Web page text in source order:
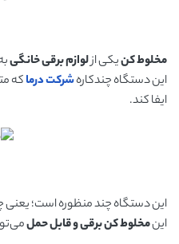
مخلوط کنیکی ازلوازم برقی خانگی
این دستگاه چندکارهشرکت درماکه
ایفا کند.
این دستگاه چند منظوره است؛ یعنی
اینمخلوط کن برقی و قابل حمل